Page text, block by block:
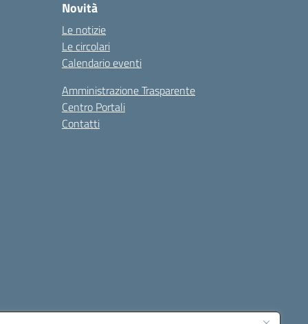
Novità
Le notizie
Le circolari
Calendario eventi
Amministrazione Trasparente
Centro Portali
Contatti